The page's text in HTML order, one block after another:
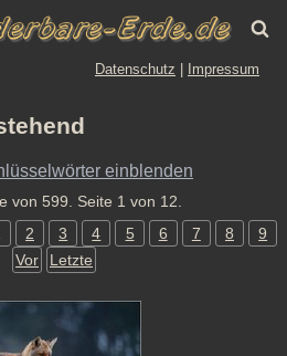
Datenschutz Impressum
einblenden
von 599. Seite 1 von 12.
2 3 4 5 6 7 8
9
Vor Letzte